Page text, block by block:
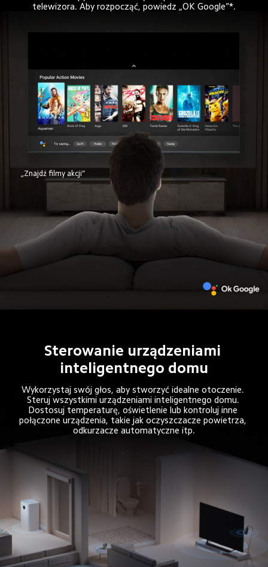
telewizora. Aby rozpocząć, powiedz „OK Google”*.
„Znajdź filmy akcji”
Sterowanie urządzeniami
inteligentnego domu
Wykorzystaj swój głos, aby stworzyć idealne otoczenie.
Steruj wszystkimi urządzeniami inteligentnego domu.
Dostosuj temperaturę, oświetlenie lub kontroluj inne
połączone urządzenia, takie jak oczyszczacze powietrza,
odkurzacze automatyczne itp.